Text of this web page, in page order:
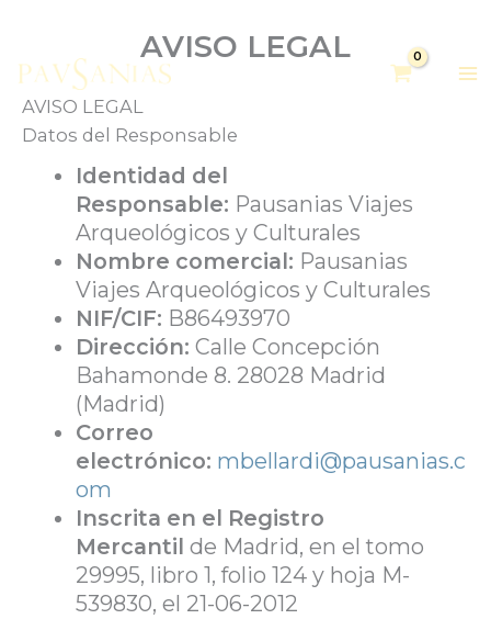
AVISO LEGAL
AVISO LEGAL
Datos del Responsable
Identidad del
Responsable: Pausanias Viajes
Arqueológicos y Culturales
Nombre comercial: Pausanias
Viajes Arqueológicos y Culturales
NIF/CIF: B86493970
Dirección: Calle Concepción
Bahamonde 8. 28028 Madrid
(Madrid)
Correo
electrónico: mbellardi@pausanias.c
om
Inscrita en el Registro
Mercantil de Madrid, en el tomo
29995, libro 1, folio 124 y hoja M-
539830, el 21-06-2012